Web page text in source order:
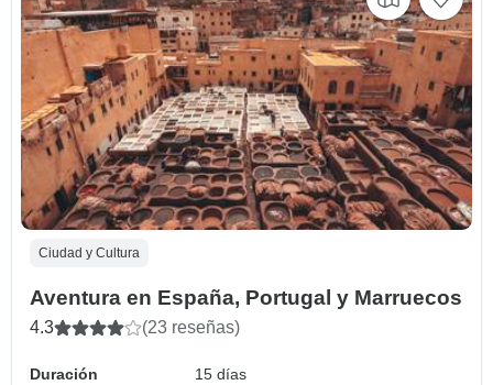
Ciudad y Cultura
Aventura en España, Portugal y Marruecos
4.3 (23 reseñas)
Duración
15 días